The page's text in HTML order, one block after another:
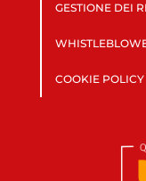
GESTIONE DEI
COOKIE POLICY